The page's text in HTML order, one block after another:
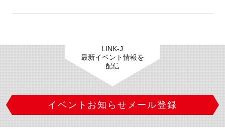
LINK-J
最新イベント情報を
配信
イベントお知らせメール登録